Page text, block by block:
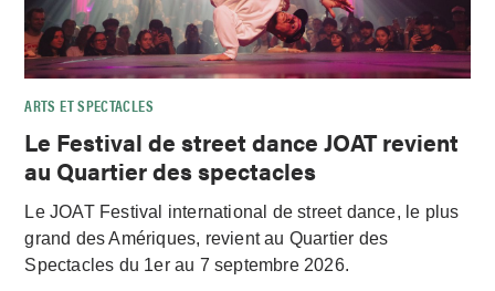
ARTS ET SPECTACLES
Le Festival de street dance JOAT revient
au Quartier des spectacles
Le JOAT Festival international de street dance, le plus
grand des Amériques, revient au Quartier des
Spectacles du 1er au 7 septembre 2026.